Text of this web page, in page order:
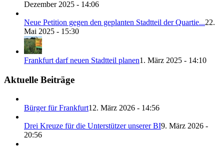
Dezember 2025 - 14:06
Neue Petition gegen den geplanten Stadtteil der Quartie...22.
Mai 2025 - 15:30
Frankfurt darf neuen Stadtteil planen1. März 2025 - 14:10
Aktuelle Beiträge
Bürger für Frankfurt12. März 2026 - 14:56
Drei Kreuze für die Unterstützer unserer BI9. März 2026 -
20:56